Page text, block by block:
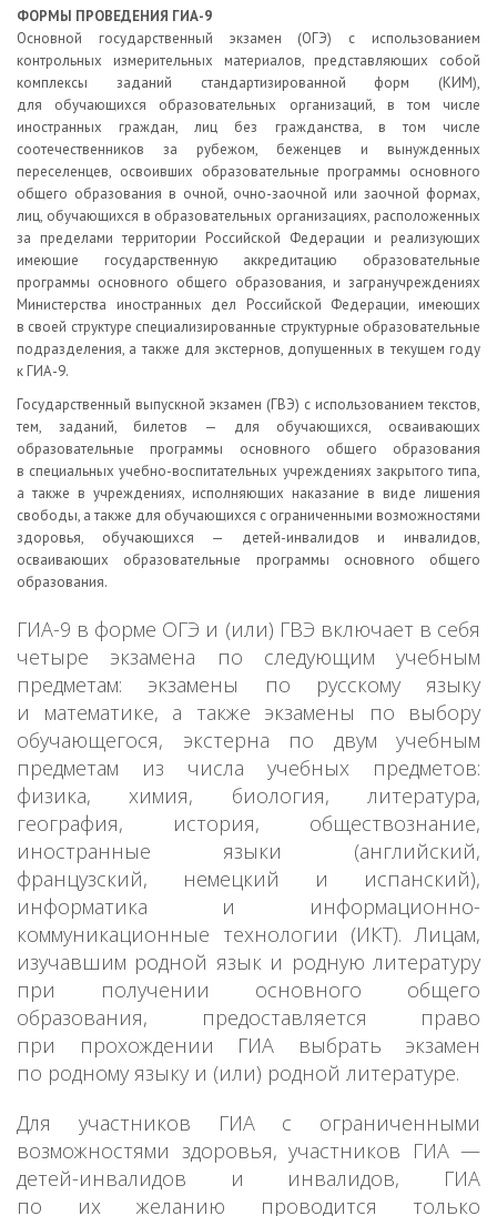
ФОРМЫ ПРОВЕДЕНИЯ ГИА-9
Основной государственный экзамен (ОГЭ) с использованием
контрольных измерительных материалов, представляющих собой
комплексы заданий стандартизированной форм (КИМ),
для обучающихся образовательных организаций, в том числе
иностранных граждан, лиц без гражданства, в том числе
соотечественников за рубежом, беженцев и вынужденных
переселенцев, освоивших образовательные программы основного
общего образования в очной, очно-заочной или заочной формах,
лиц, обучающихся в образовательных организациях, расположенных
за пределами территории Российской Федерации и реализующих
имеющие государственную аккредитацию образовательные
программы основного общего образования, и загранучреждениях
Министерства иностранных дел Российской Федерации, имеющих
в своей структуре специализированные структурные образовательные
подразделения, а также для экстернов, допущенных в текущем году
к ГИА-9.
Государственный выпускной экзамен (ГВЭ) с использованием текстов,
тем, заданий, билетов — для обучающихся, осваивающих
образовательные программы основного общего образования
в специальных учебно-воспитательных учреждениях закрытого типа,
а также в учреждениях, исполняющих наказание в виде лишения
свободы, а также для обучающихся с ограниченными возможностями
здоровья, обучающихся — детей-инвалидов и инвалидов,
осваивающих образовательные программы основного общего
образования.
ГИА-9 в форме ОГЭ и (или) ГВЭ включает в себя
четыре экзамена по следующим учебным
предметам: экзамены по русскому языку
и математике, а также экзамены по выбору
обучающегося, экстерна по двум учебным
предметам из числа учебных предметов:
физика, химия, биология, литература,
география, история, обществознание,
иностранные языки (английский,
французский, немецкий и испанский),
информатика и информационно-
коммуникационные технологии (ИКТ). Лицам,
изучавшим родной язык и родную литературу
при получении основного общего
образования, предоставляется право
при прохождении ГИА выбрать экзамен
по родному языку и (или) родной литературе.
Для участников ГИА с ограниченными
возможностями здоровья, участников ГИА —
детей-инвалидов и инвалидов, ГИА
по их желанию проводится только